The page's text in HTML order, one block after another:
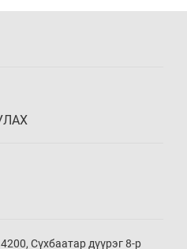
00 мин
Сүхбаатар дүүрэг 8-р